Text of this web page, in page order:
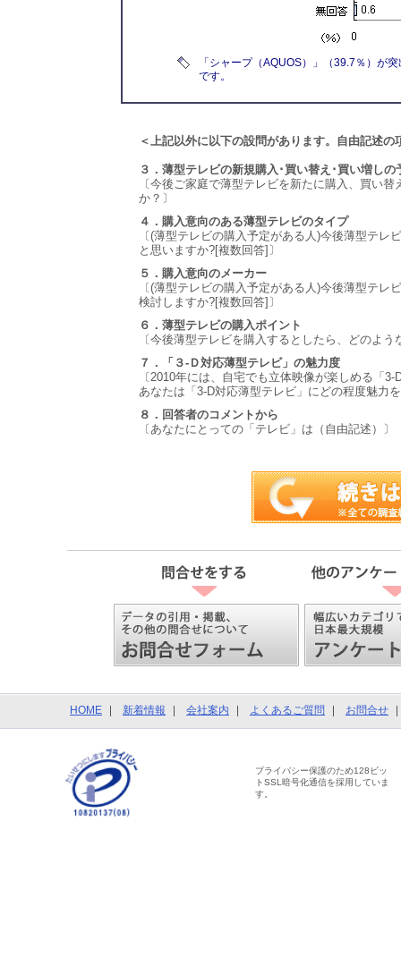
「シャープ（AQUOS）」（39.7％）が
です。
＜上記以外に以下の設問があります。自由記述の
３．薄型テレビの新規購入･買い替え･買い増しの
〔今後ご家庭で薄型テレビを新たに購入、買い
か？〕
４．購入意向のある薄型テレビのタイプ
〔(薄型テレビの購入予定がある人)今後薄型テ
と思いますか?[複数回答]〕
５．購入意向のメーカー
〔(薄型テレビの購入予定がある人)今後薄型テ
検討しますか?[複数回答]〕
６．薄型テレビの購入ポイント
〔今後薄型テレビを購入するとしたら、どのよ
７．「３-Ｄ対応薄型テレビ」の魅力度
〔2010年には、自宅でも立体映像が楽しめる「
あなたは「3-D対応薄型テレビ」にどの程度魅力
８．回答者のコメントから
〔あなたにとっての「テレビ」は（自由記述）〕
HOME 新着情報 会社案内 よくあるご質問 お問合せ
プライバシー保護のため128ビッ
トSSL暗号化通信を採用していま
す。